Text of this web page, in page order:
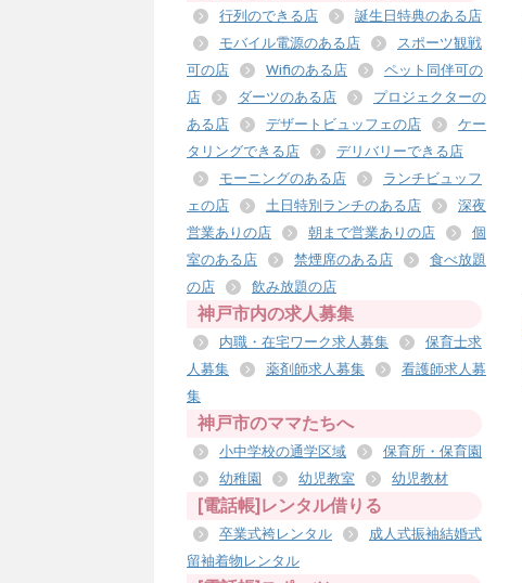
行列のできる店
誕生日特典のある店
モバイル電源のある店
スポーツ観戦
可の店
Wifiのある店
ペット同伴可の
店
ダーツのある店
プロジェクターの
ある店
デザートビュッフェの店
ケー
タリングできる店
デリバリーできる店
モーニングのある店
ランチビュッフ
ェの店
土日特別ランチのある店
深夜
営業ありの店
朝まで営業ありの店
個
室のある店
禁煙席のある店
食べ放題
の店
飲み放題の店
神戸市内の求人募集
内職・在宅ワーク求人募集
保育士求
人募集
薬剤師求人募集
看護師求人募
集
神戸市のママたちへ
小中学校の通学区域
保育所・保育園
幼稚園
幼児教室 幼児教材
[電話帳]レンタル借りる
卒業式袴レンタル
成人式振袖結婚式
留袖着物レンタル